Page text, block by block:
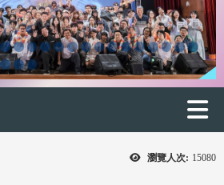
瀏覽人次: 15080